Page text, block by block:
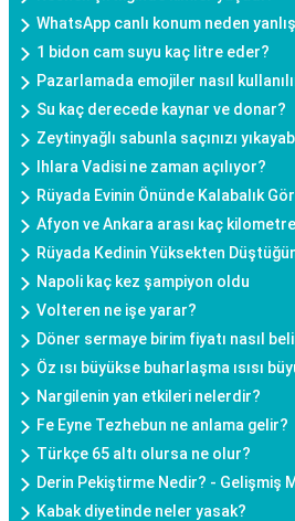
WhatsApp canlı konum neden
1 bidon cam suyu kaç litre eder?
Pazarlamada emojiler nasıl
Su kaç derecede kaynar ve donar?
Zeytinyağlı sabunla saçınızı
Ihlara Vadisi ne zaman açılıyor?
Rüyada Evinin Önünde Kalabalık
Afyon ve Ankara arası kaç
Rüyada Kedinin Yüksekten
Napoli kaç kez şampiyon oldu
Volteren ne işe yarar?
Döner sermaye birim fiyatı nasıl
Öz ısı büyükse buharlaşma ısısı
Nargilenin yan etkileri nelerdir?
Fe Eyne Tezhebun ne anlama gelir?
Türkçe 65 altı olursa ne olur?
Derin Pekiştirme Nedir? - Gelişmiş
Kabak diyetinde neler yasak?